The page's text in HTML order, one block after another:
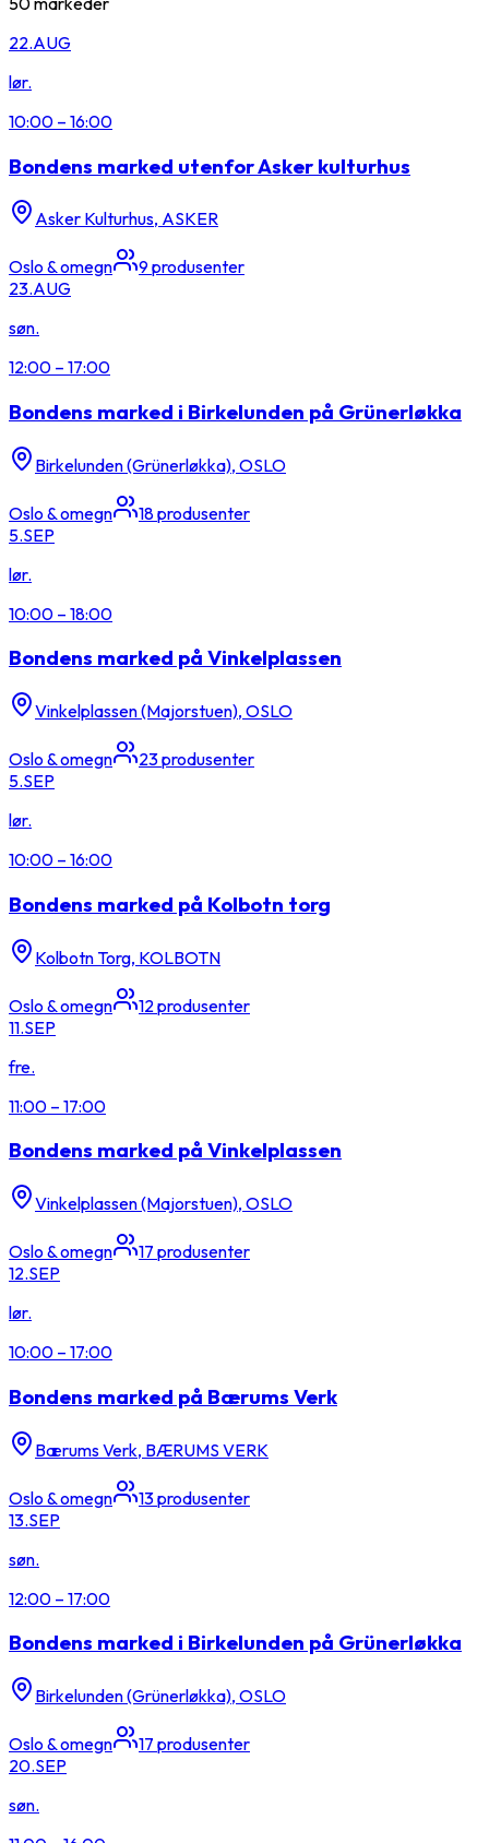
22.AUG
lør.
10:00 – 16:00
Bondens marked utenfor Asker kulturhus
Asker Kulturhus, ASKER
Oslo & omegn 9produsenter
23.AUG
søn.
12:00 – 17:00
Bondens marked i Birkelunden på Grünerløkka
Birkelunden (Grünerløkka), OSLO
Oslo & omegn 18produsenter
5.SEP
lør.
10:00 – 18:00
Bondens marked på Vinkelplassen
Vinkelplassen (Majorstuen), OSLO
Oslo & omegn 23produsenter
5.SEP
lør.
10:00 – 16:00
Bondens marked på Kolbotn torg
Kolbotn Torg, KOLBOTN
Oslo & omegn 12 produsenter
11.SEP
fre.
11:00 – 17:00
Bondens marked på Vinkelplassen
Vinkelplassen (Majorstuen), OSLO
Oslo & omegn 17 produsenter
12.SEP
lør.
10:00 – 17:00
Bondens marked på Bærums Verk
Bærums Verk, BÆRUMS VERK
Oslo & omegn 13produsenter
13.SEP
søn.
12:00 – 17:00
Bondens marked i Birkelunden på Grünerløkka
Birkelunden (Grünerløkka), OSLO
Oslo & omegn 17 produsenter
20.SEP
søn.